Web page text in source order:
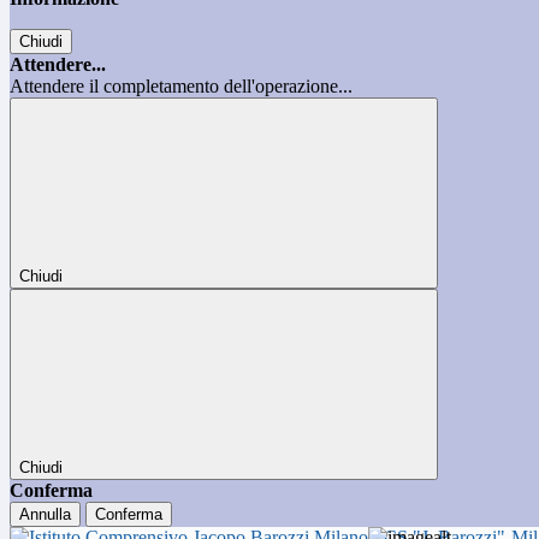
Chiudi
Attendere...
Attendere il completamento dell'operazione...
Chiudi
Chiudi
Conferma
Annulla Conferma